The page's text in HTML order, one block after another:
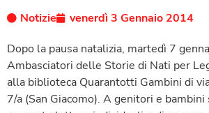
Notizie
venerdì 3 Gennaio 2014
Dopo la pausa natalizia, martedì 7
Ambasciatori delle Storie di Nati per
alla biblioteca Quarantotti Gambini di
7/a (San Giacomo). A genitori e bambini